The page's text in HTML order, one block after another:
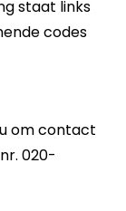
staat links
codes
om contact
020-